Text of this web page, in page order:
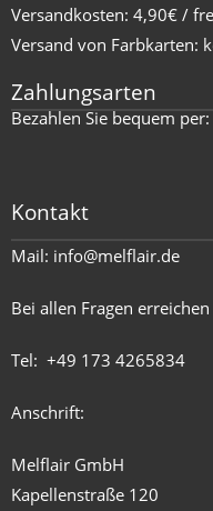
Versandkosten: 4,90€ /
Versand von Farbkarten:
Zahlungsarten
Bezahlen Sie bequem per:
Kontakt
Mail: info@melflair.de
Bei allen Fragen
Tel: +49 173 4265834
Anschrift:
Melflair GmbH
Kapellenstraße 120